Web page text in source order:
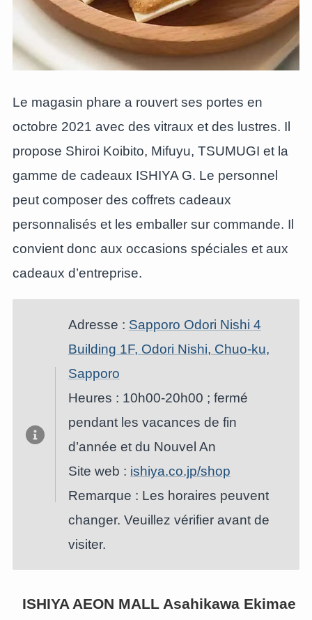
Le magasin phare a rouvert ses portes en
octobre 2021 avec des vitraux et des lustres. Il
propose Shiroi Koibito, Mifuyu, TSUMUGI et la
gamme de cadeaux ISHIYA G. Le personnel
peut composer des coffrets cadeaux
personnalisés et les emballer sur commande. Il
convient donc aux occasions spéciales et aux
cadeaux d’entreprise.
Adresse : Sapporo Odori Nishi 4
Building 1F, Odori Nishi, Chuo-ku,
Sapporo
Heures : 10h00-20h00 ; fermé
pendant les vacances de fin
d’année et du Nouvel An
Site web : ishiya.co.jp/shop
Remarque : Les horaires peuvent
changer. Veuillez vérifier avant de
visiter.
ISHIYA AEON MALL Asahikawa Ekimae